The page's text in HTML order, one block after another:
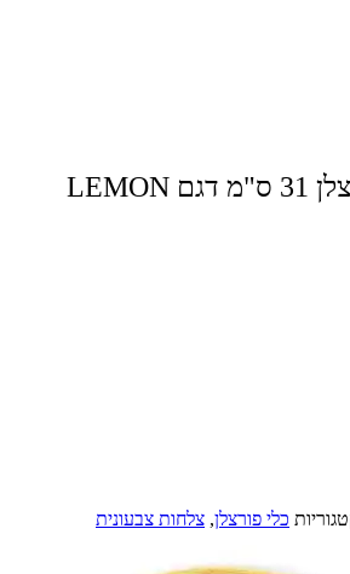
צלחת הגשה פורצלן 31 ס"מ דגם LEMON
כלי פורצלן, צלחות צבעונית